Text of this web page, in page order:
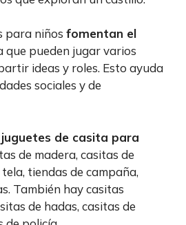
para niños fomentan el
que pueden jugar varios
ideas y roles. Esto ayuda
sociales y de
de casita para
de madera, casitas de
tiendas de campaña,
También hay casitas
de hadas, casitas de